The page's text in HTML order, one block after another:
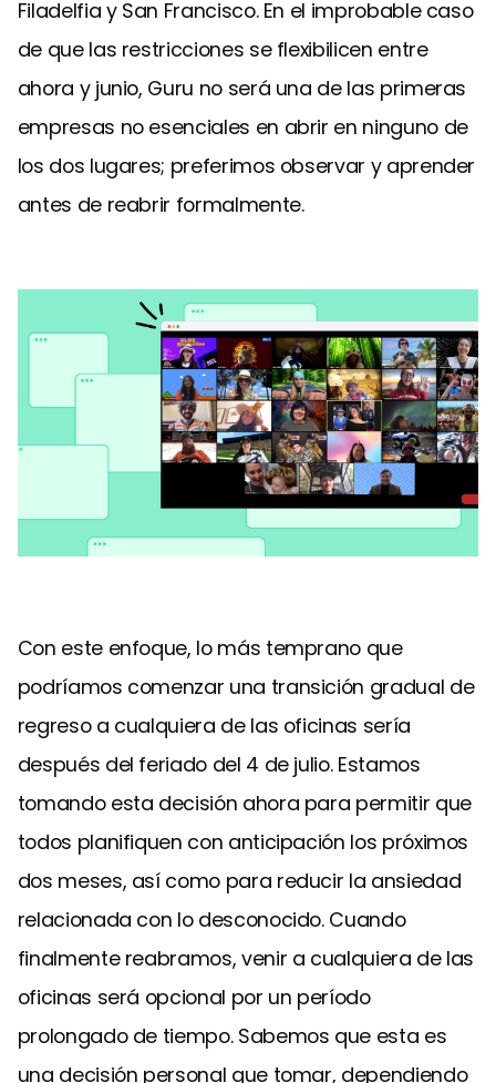
Filadelfia y San Francisco. En el improbable caso
de que las restricciones se flexibilicen entre
ahora y junio, Guru no será una de las primeras
empresas no esenciales en abrir en ninguno de
los dos lugares; preferimos observar y aprender
antes de reabrir formalmente.
Con este enfoque, lo más temprano que
podríamos comenzar una transición gradual de
regreso a cualquiera de las oficinas sería
después del feriado del 4 de julio. Estamos
tomando esta decisión ahora para permitir que
todos planifiquen con anticipación los próximos
dos meses, así como para reducir la ansiedad
relacionada con lo desconocido. Cuando
finalmente reabramos, venir a cualquiera de las
oficinas será opcional por un período
prolongado de tiempo. Sabemos que esta es
una decisión personal que tomar, dependiendo